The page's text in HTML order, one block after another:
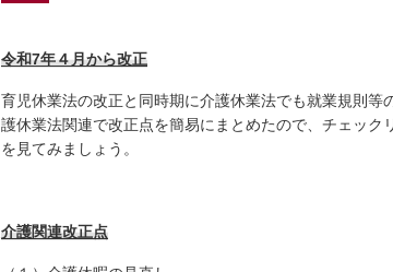
令和7年４月から改正
育児休業法の改正と同時期に介護休業法でも就業規則等
護休業法関連で改正点を簡易にまとめたので、チェック
を見てみましょう。
介護関連改正点